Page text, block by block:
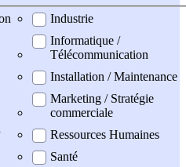
Industrie
Informatique /
Télécommunication
Installation / Maintenance
Marketing / Stratégie
commerciale
Ressources Humaines
Santé